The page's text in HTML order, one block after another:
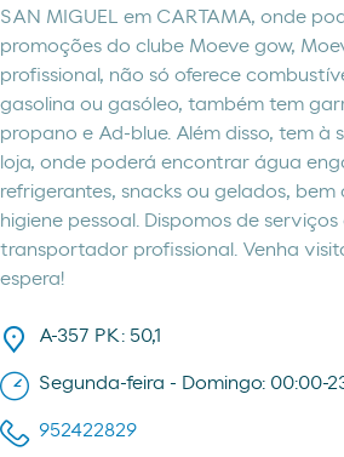
SAN MIGUEL em CARTAMA, onde
promoções do clube Moeve gow,
profissional, não só oferece
gasolina ou gasóleo, também tem
propano e Ad-blue. Além disso, tem à
loja, onde poderá encontrar água
refrigerantes, snacks ou gelados,
higiene pessoal. Dispomos de
transportador profissional. Venha
espera!
A-357 PK: 50,1
Segunda-feira - Domingo: 00:00-
952422829